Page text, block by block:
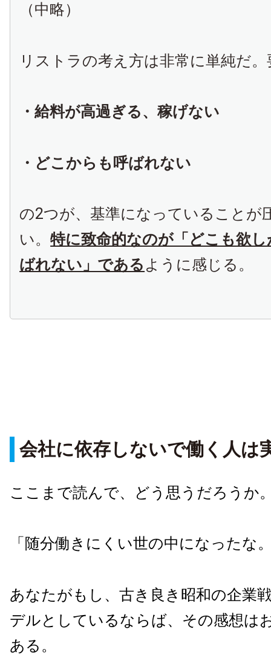
（中略）
リストラの考え方は非常に単純だ。
・給料が高過ぎる、稼げない
・どこからも呼ばれない
の2つが、基準になっていることが
い。特に致命的なのが「どこも欲
ばれない」である ように感じる。
会社に依存しないで働く人は
ここまで読んで、どう思うだろうか
「随分働きにくい世の中になったな
あなたがもし、古き良き昭和の企業
デルとしているならば、その感想は
ある。